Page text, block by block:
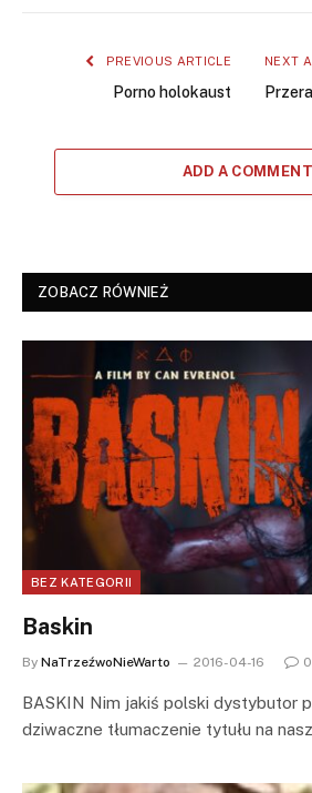
PREVIOUS ARTICLE
Porno holokaust
NEXT
ADD A COMMENT
ZOBACZ RÓWNIEŻ
BEZ KATEGORII
Baskin
By NaTrzeźwoNieWarto 2016-04-16 0
BASKIN Nim jakiś polski dystybutor
dziwaczne tłumaczenie tytułu na